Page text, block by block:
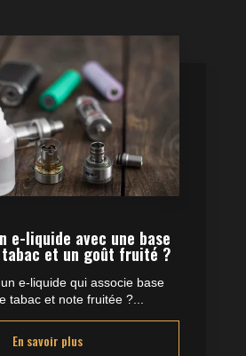
e-liquide avec une base
et un goût fruité ?
e-liquide qui associe base
tabac et note fruitée ?...
En savoir plus